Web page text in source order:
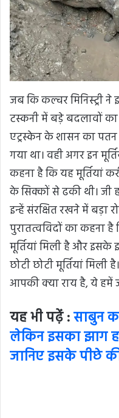
जब कि कल्चर मिनिस्ट्री ने
टस्कनी में बड़े बदलावों का
एट्रस्केन के शासन का पतन
गया था। वही अगर इन
कहना है कि यह मूर्तियां
के सिक्कों से ढकी थी। जी
इन्हें संरक्षित रखने में बड़ा
पुरातत्वविदों का कहना
मूर्तियां मिली है और इसके
छोटी छोटी मूर्तियां
आपकी क्या राय है, ये हमें
यह भी पढ़ें :साबुन
लेकिन इसका झाग
जानिए इसके पीछे